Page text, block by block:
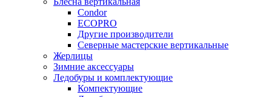
Condor
ECOPRO
Другие производители
Северные мастерские вертикальные
Жерлицы
Зимние аксессуары
Ледобуры и комплектующие
Компектующие